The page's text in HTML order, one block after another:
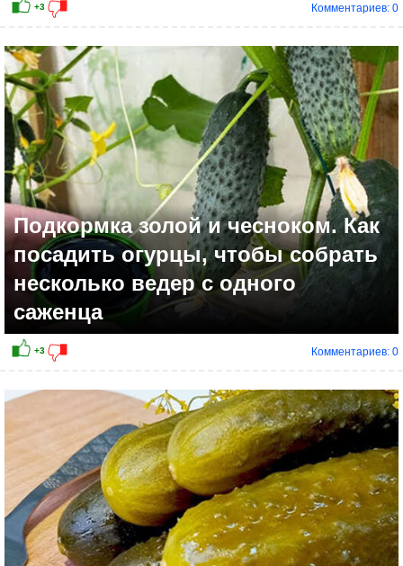
+9
Комментариев: 0
Подкормка золой и чесноком. Как
посадить огурцы, чтобы собрать
несколько ведер с одного
саженца
Комментариев: 0